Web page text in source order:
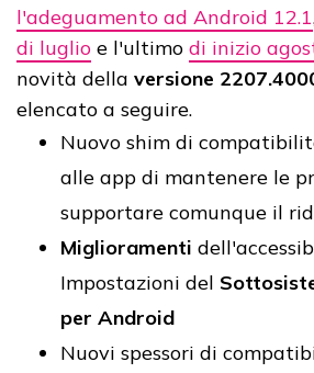
l'adeguamento ad Android 12.1
di luglio e l'ultimo di inizio
novità della versione
elencato a seguire.
Nuovo shim di
alle app di mantenere le
supportare comunque il
Miglioramenti
Impostazioni del
per Android
Nuovi spessori di